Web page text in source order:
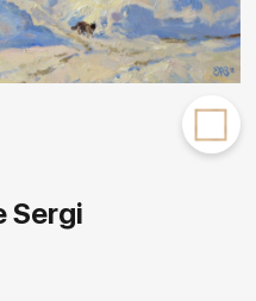
系我们
Sergi